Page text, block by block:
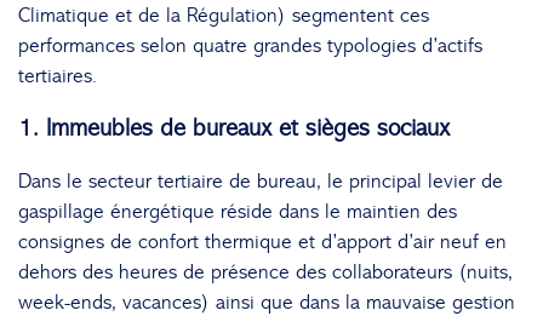
Climatique et de la Régulation) segmentent ces
performances selon quatre grandes typologies d’actifs
tertiaires.
1. Immeubles de bureaux et sièges sociaux
Dans le secteur tertiaire de bureau, le principal levier de
gaspillage énergétique réside dans le maintien des
consignes de confort thermique et d’apport d’air neuf en
dehors des heures de présence des collaborateurs (nuits,
week-ends, vacances) ainsi que dans la mauvaise gestion